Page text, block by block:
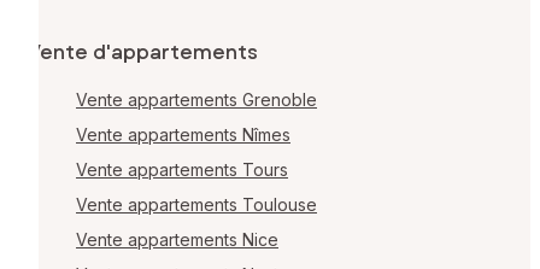
Vente d'appartements
Vente appartements Grenoble
Vente appartements Nîmes
Vente appartements Tours
Vente appartements Toulouse
Vente appartements Nice